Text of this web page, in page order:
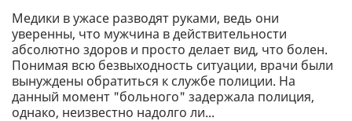
Медики в ужасе разводят руками, ведь они
уверенны, что мужчина в действительности
абсолютно здоров и просто делает вид, что болен.
Понимая всю безвыходность ситуации, врачи были
вынуждены обратиться к службе полиции. На
данный момент "больного" задержала полиция,
однако, неизвестно надолго ли...